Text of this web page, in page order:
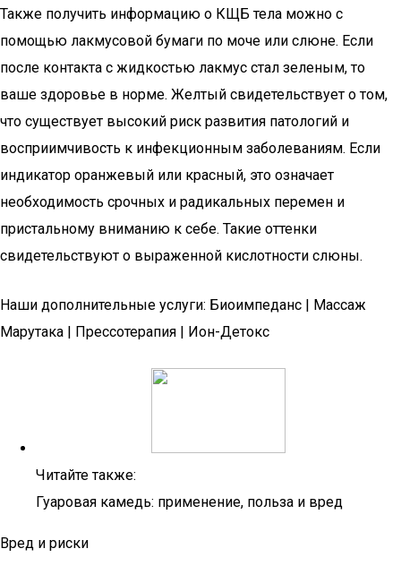
Также получить информацию о КЩБ тела можно с
помощью лакмусовой бумаги по моче или слюне. Если
после контакта с жидкостью лакмус стал зеленым, то
ваше здоровье в норме. Желтый свидетельствует о том,
что существует высокий риск развития патологий и
восприимчивость к инфекционным заболеваниям. Если
индикатор оранжевый или красный, это означает
необходимость срочных и радикальных перемен и
пристальному вниманию к себе. Такие оттенки
свидетельствуют о выраженной кислотности слюны.
Наши дополнительные услуги: Биоимпеданс | Массаж
Марутака | Прессотерапия | Ион-Детокс
Читайте также:
Гуаровая камедь: применение, польза и вред
Вред и риски